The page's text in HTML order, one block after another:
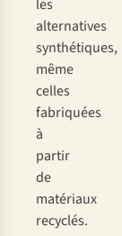
les
alternatives
synthétiques,
même
celles
fabriquées
à
partir
de
matériaux
recyclés.